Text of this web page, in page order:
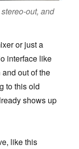
out, and
or just a
interface like
out of the
to this old
shows up
like this